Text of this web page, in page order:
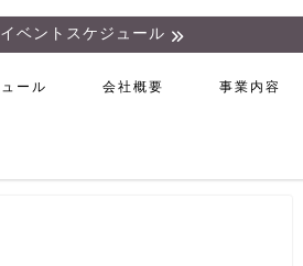
イベントスケジュール
ール 会社概要 事業内容